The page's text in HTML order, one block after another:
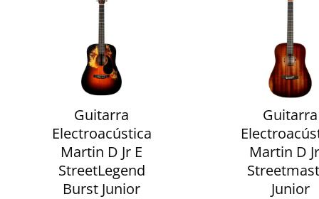
Guitarra
Electroacústica
Martin D Jr E
StreetLegend
Burst Junior
Guitarra
Martin D
Junior